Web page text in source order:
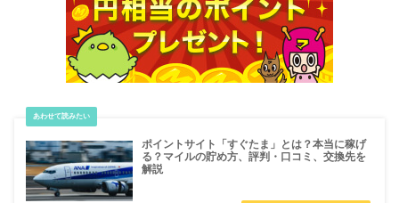
ポイントサイト「すぐたま」とは？本当に稼げ
る？マイルの貯め方、評判・口コミ、交換先を
解説